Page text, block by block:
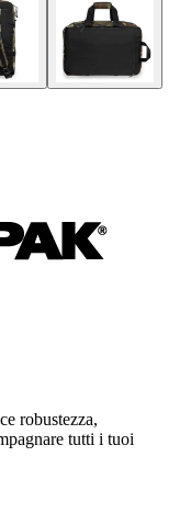
robustezza,
tutti i tuoi